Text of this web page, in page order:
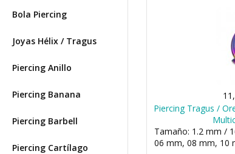
Bola Piercing
Joyas Hélix / Tragus
Piercing Anillo
Piercing Banana
Piercing Barbell
Piercing Cartílago
Piercing Tragus /
Tamaño: 1.2 mm /
06 mm, 08 mm, 10